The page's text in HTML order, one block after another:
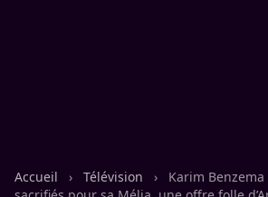
Accueil › Télévision ›
Karim